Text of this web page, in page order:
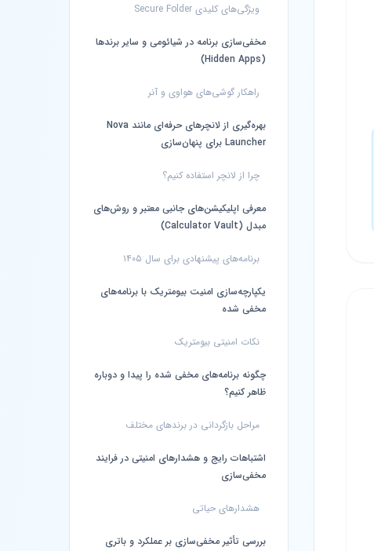
ویژگی‌های کلیدی Secure Folder
مخفی‌سازی برنامه در شیائومی و سایر برندها
(Hidden Apps)
راهکار گوشی‌های هواوی و آنر
بهره‌گیری از لانچرهای حرفه‌ای مانند Nova
Launcher برای پنهان‌سازی
چرا از لانچر استفاده کنیم؟
معرفی اپلیکیشن‌های جانبی معتبر و روش‌های
مبدل (Calculator Vault)
برنامه‌های پیشنهادی برای سال ۱۴۰۵
یکپارچه‌سازی امنیت بیومتریک با برنامه‌های
مخفی شده
نکات امنیتی بیومتریک
چگونه برنامه‌های مخفی شده را پیدا و دوباره
ظاهر کنیم؟
مراحل بازگردانی در برندهای مختلف
اشتباهات رایج و هشدارهای امنیتی در فرایند
مخفی‌سازی
هشدارهای حیاتی
بررسی تأثیر مخفی‌سازی بر عملکرد و باتری